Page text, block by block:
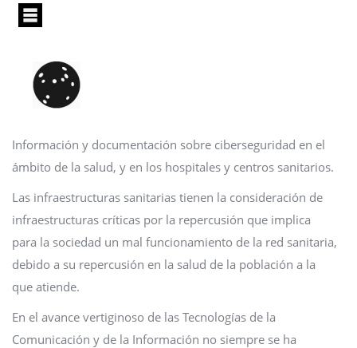
Pasar
principal
Información y documentación sobre ciberseguridad en el
ámbito de la salud, y en los hospitales y centros sanitarios.
Las infraestructuras sanitarias tienen la consideración de
infraestructuras críticas por la repercusión que implica
para la sociedad un mal funcionamiento de la red sanitaria,
debido a su repercusión en la salud de la población a la
que atiende.
En el avance vertiginoso de las Tecnologías de la
Comunicación y de la Información no siempre se ha